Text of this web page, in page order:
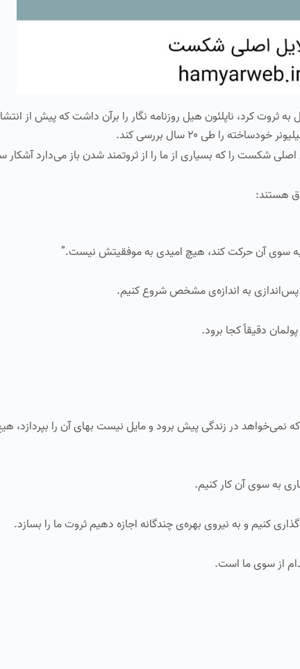
ثروت کرد، ناپلئون هیل روزنامه نگار را برآن داشت که پیش از
اصلی شکست را که بسیاری از ما را از ثروتمند شدن باز می‌دارد
سوی آن حرکت کند، هیچ امیدی به موفقیتش نیست.”
به اندازه‌ی مشخص شروع کنیم.
دقیقاً کجا برود.
در زندگی پیش برود و مایل نیست بهای آن را بپردازد،
به سوی آن کار کنیم.
کنیم و به نیروی بهره‌ی چندگانه اجازه دهیم ثروت ما را بسازد.
از سوی ما است.